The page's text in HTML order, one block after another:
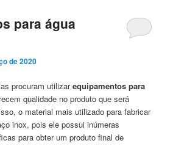
para água
de 2020
procuram utilizarequipamentos para
qualidade no produto que será
o material mais utilizado para fabricar
inox, pois ele possui inúmeras
para obter um produto final de